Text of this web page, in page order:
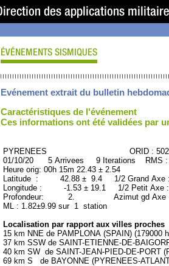
Evénement extrait du bulletin
Caractéristiques de l'événement
Ces informations ont été validées par
PYRENEES ORID :
01/10/20 5 Arrivees 9 Iterations RMS
Heure orig: 00h 15m 22.43 ± 2.54
Latitude : 42.88 ± 9.4 1/2 Grand Axe
Longitude : -1.53 ± 19.1 1/2 Petit Axe
Profondeur: 2. Azimut gd Axe :
ML : 1.82±9.99 sur 1 station
Localisation par rapport aux villes proches
15 km NNE de PAMPLONA (SPAIN) (179000
37 km SSW de SAINT-ETIENNE-DE-
40 km SW de SAINT-JEAN-PIED-DE-PORT
69 km S de BAYONNE (PYRENEES-